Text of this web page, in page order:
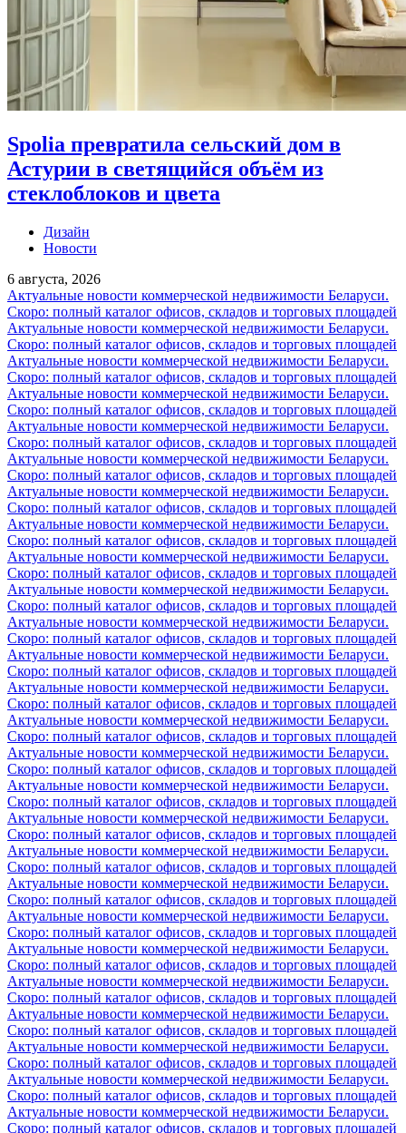
Spolia превратила сельский дом в
Астурии в светящийся объём из
стеклоблоков и цвета
Дизайн
Новости
6 августа, 2026
Актуальные новости коммерческой недвижимости Беларуси.
Скоро: полный каталог офисов, складов и торговых площадей
Актуальные новости коммерческой недвижимости Беларуси.
Скоро: полный каталог офисов, складов и торговых площадей
Актуальные новости коммерческой недвижимости Беларуси.
Скоро: полный каталог офисов, складов и торговых площадей
Актуальные новости коммерческой недвижимости Беларуси.
Скоро: полный каталог офисов, складов и торговых площадей
Актуальные новости коммерческой недвижимости Беларуси.
Скоро: полный каталог офисов, складов и торговых площадей
Актуальные новости коммерческой недвижимости Беларуси.
Скоро: полный каталог офисов, складов и торговых площадей
Актуальные новости коммерческой недвижимости Беларуси.
Скоро: полный каталог офисов, складов и торговых площадей
Актуальные новости коммерческой недвижимости Беларуси.
Скоро: полный каталог офисов, складов и торговых площадей
Актуальные новости коммерческой недвижимости Беларуси.
Скоро: полный каталог офисов, складов и торговых площадей
Актуальные новости коммерческой недвижимости Беларуси.
Скоро: полный каталог офисов, складов и торговых площадей
Актуальные новости коммерческой недвижимости Беларуси.
Скоро: полный каталог офисов, складов и торговых площадей
Актуальные новости коммерческой недвижимости Беларуси.
Скоро: полный каталог офисов, складов и торговых площадей
Актуальные новости коммерческой недвижимости Беларуси.
Скоро: полный каталог офисов, складов и торговых площадей
Актуальные новости коммерческой недвижимости Беларуси.
Скоро: полный каталог офисов, складов и торговых площадей
Актуальные новости коммерческой недвижимости Беларуси.
Скоро: полный каталог офисов, складов и торговых площадей
Актуальные новости коммерческой недвижимости Беларуси.
Скоро: полный каталог офисов, складов и торговых площадей
Актуальные новости коммерческой недвижимости Беларуси.
Скоро: полный каталог офисов, складов и торговых площадей
Актуальные новости коммерческой недвижимости Беларуси.
Скоро: полный каталог офисов, складов и торговых площадей
Актуальные новости коммерческой недвижимости Беларуси.
Скоро: полный каталог офисов, складов и торговых площадей
Актуальные новости коммерческой недвижимости Беларуси.
Скоро: полный каталог офисов, складов и торговых площадей
Актуальные новости коммерческой недвижимости Беларуси.
Скоро: полный каталог офисов, складов и торговых площадей
Актуальные новости коммерческой недвижимости Беларуси.
Скоро: полный каталог офисов, складов и торговых площадей
Актуальные новости коммерческой недвижимости Беларуси.
Скоро: полный каталог офисов, складов и торговых площадей
Актуальные новости коммерческой недвижимости Беларуси.
Скоро: полный каталог офисов, складов и торговых площадей
Актуальные новости коммерческой недвижимости Беларуси.
Скоро: полный каталог офисов, складов и торговых площадей
Актуальные новости коммерческой недвижимости Беларуси.
Скоро: полный каталог офисов, складов и торговых площадей